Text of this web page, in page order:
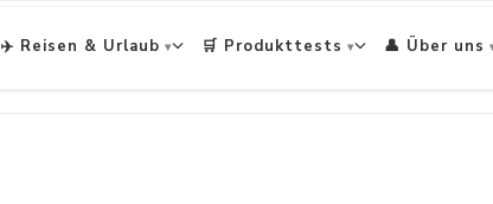
✈️ Reisen & Urlaub 🛒 Produkttests 👤 Über uns